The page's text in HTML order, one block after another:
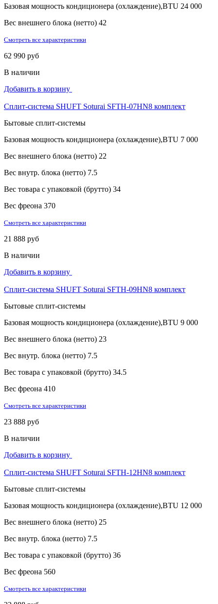
Базовая мощность кондиционера (охлаждение),BTU 24 000
Вес внешнего блока (нетто) 42
Смотреть все характеристики
62 990 руб
В наличии
Добавить в корзину
Сплит-система SHUFT Soturai SFTH-07HN8 комплект
Бытовые сплит-системы
Базовая мощность кондиционера (охлаждение),BTU 7 000
Вес внешнего блока (нетто) 22
Вес внутр. блока (нетто) 7.5
Вес товара с упаковкой (брутто) 34
Вес фреона 370
Смотреть все характеристики
21 888 руб
В наличии
Добавить в корзину
Сплит-система SHUFT Soturai SFTH-09HN8 комплект
Бытовые сплит-системы
Базовая мощность кондиционера (охлаждение),BTU 9 000
Вес внешнего блока (нетто) 23
Вес внутр. блока (нетто) 7.5
Вес товара с упаковкой (брутто) 34.5
Вес фреона 410
Смотреть все характеристики
23 888 руб
В наличии
Добавить в корзину
Сплит-система SHUFT Soturai SFTH-12HN8 комплект
Бытовые сплит-системы
Базовая мощность кондиционера (охлаждение),BTU 12 000
Вес внешнего блока (нетто) 25
Вес внутр. блока (нетто) 7.5
Вес товара с упаковкой (брутто) 36
Вес фреона 560
Смотреть все характеристики